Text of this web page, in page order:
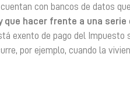
con bancos de datos
que hacer frente a una
exento de pago del
por ejemplo, cuando la